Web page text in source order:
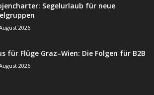
Segelurlaub für neue
2026
für Flüge Graz–Wien: Die Folgen für B2B
2026